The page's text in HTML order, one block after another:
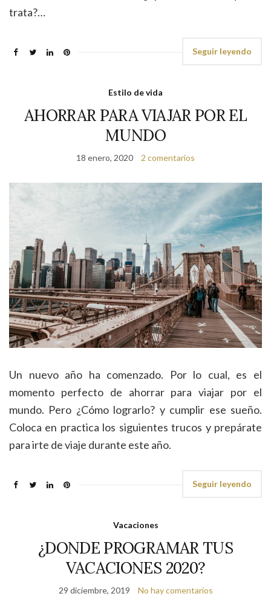
trata?…
Seguir leyendo
Estilo de vida
AHORRAR PARA VIAJAR POR EL
MUNDO
18 enero, 2020 2 comentarios
Un nuevo año ha comenzado. Por lo cual, es el
momento perfecto de ahorrar para viajar por el
mundo. Pero ¿Cómo lograrlo? y cumplir ese sueño.
Coloca en practica los siguientes trucos y prepárate
para irte de viaje durante este año.
Seguir leyendo
Vacaciones
¿DONDE PROGRAMAR TUS
VACACIONES 2020?
29 diciembre, 2019 No hay comentarios